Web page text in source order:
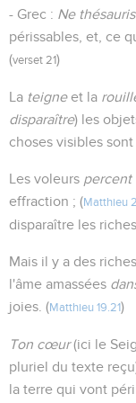
- Grec : Ne
périssables, et, ce
(verset 21)
La teigneet la
disparaître) les
choses visibles
Les voleurs percent
effraction ; (Matthieu
disparaître les
Mais il y a des
l'âme amassées
joies. (Matthieu 19.21)
Ton cœur(ici le
pluriel du texte
la terre qui vont